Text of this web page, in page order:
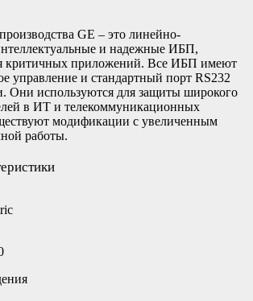
GE – это линейно-
и надежные ИБП,
критичных приложений. Все ИБП имеют
управление и стандартный порт RS232
Они используются для защиты широкого
в ИТ и телекоммуникационных
модификации с увеличенным
работы.